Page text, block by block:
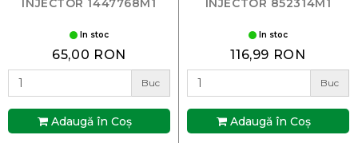
INJECTOR 1447768M1
In stoc
65,00 RON
Buc
Adaugă în Coş
INJECTOR 852314M1
In stoc
116,99 RON
Buc
Adaugă în Coş